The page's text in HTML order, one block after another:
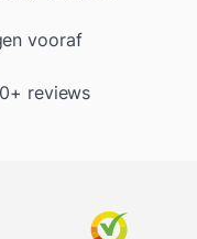
vooraf
reviews